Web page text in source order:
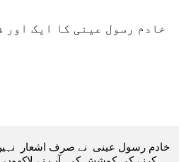
خادم رسول عینی کا ایک اور